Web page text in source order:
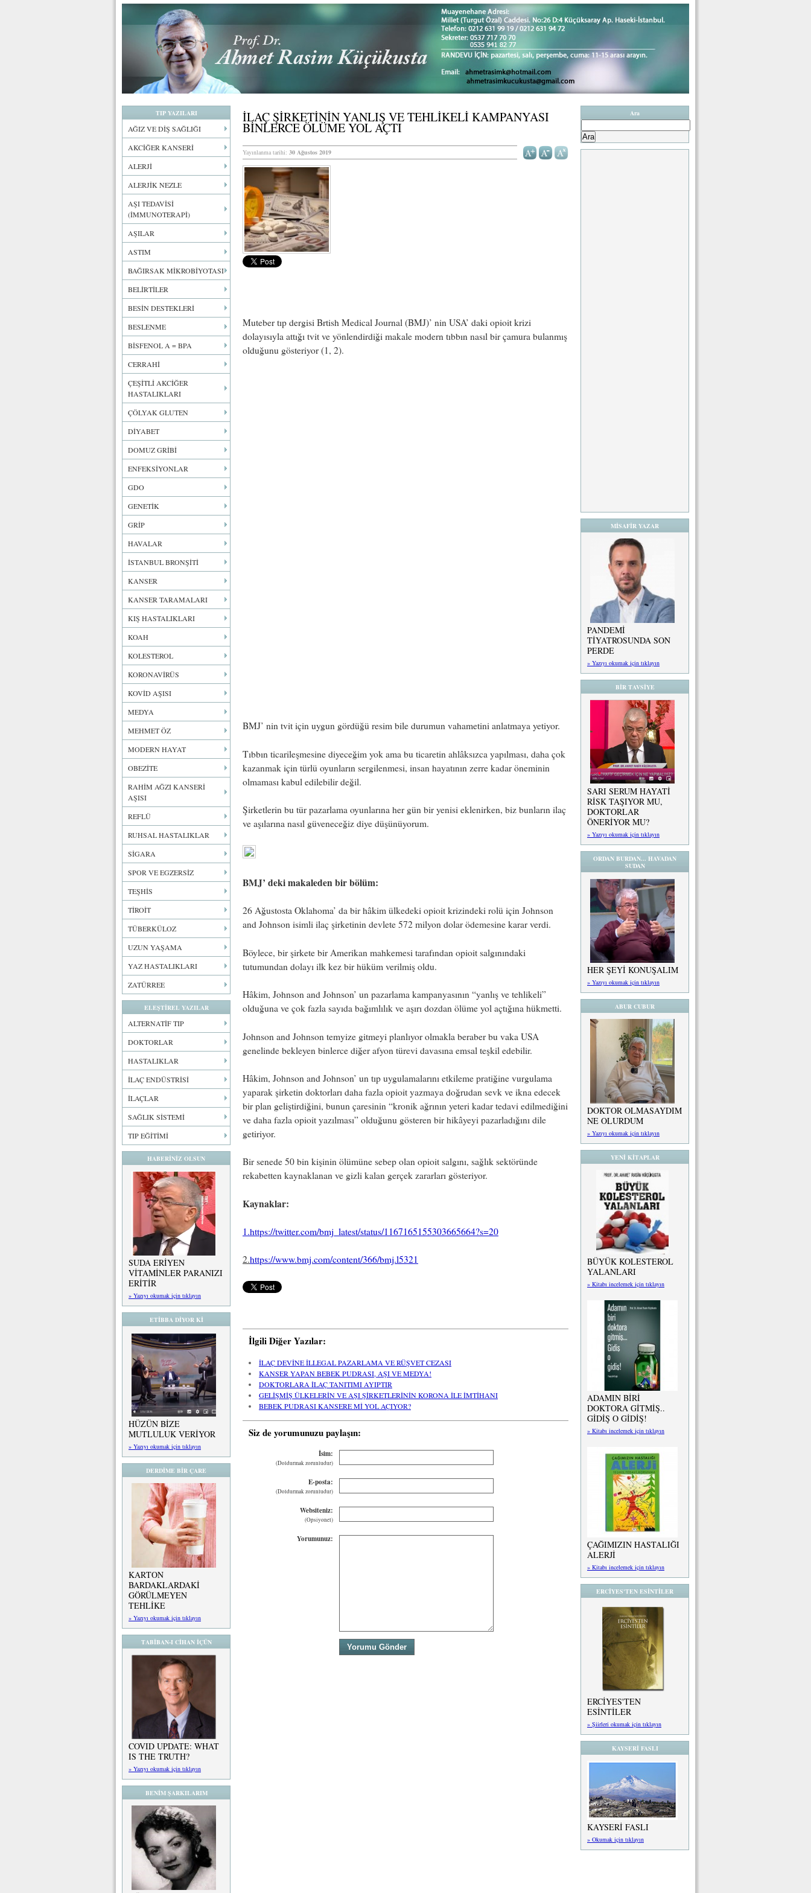
TIP YAZILARI
AĞIZ VE DİŞ SAĞLIĞI
AKCİĞER KANSERİ
ALERJİ
ALERJİK NEZLE
AŞI TEDAVİSİ
(İMMUNOTERAPİ)
AŞILAR
ASTIM
BAĞIRSAK MİKROBİYOTASI
BELİRTİLER
BESİN DESTEKLERİ
BESLENME
BİSFENOL A = BPA
CERRAHİ
ÇEŞİTLİ AKCİĞER
HASTALIKLARI
ÇÖLYAK GLUTEN
DİYABET
DOMUZ GRİBİ
ENFEKSİYONLAR
GDO
GENETİK
GRİP
HAVALAR
İSTANBUL BRONŞİTİ
KANSER
KANSER TARAMALARI
KIŞ HASTALIKLARI
KOAH
KOLESTEROL
KORONAVİRÜS
KOVİD AŞISI
MEDYA
MEHMET ÖZ
MODERN HAYAT
OBEZİTE
RAHİM AĞZI KANSERİ
AŞISI
REFLÜ
RUHSAL HASTALIKLAR
SİGARA
SPOR VE EGZERSİZ
TEŞHİS
TİROİT
TÜBERKÜLOZ
UZUN YAŞAMA
YAZ HASTALIKLARI
ZATÜRREE
ELEŞTİREL YAZILAR
ALTERNATİF TIP
DOKTORLAR
HASTALIKLAR
İLAÇ ENDÜSTRİSİ
İLAÇLAR
SAĞLIK SİSTEMİ
TIP EĞİTİMİ
HABERİNİZ OLSUN
SUDA ERİYEN
VİTAMİNLER PARANIZI
ERİTİR
» Yazıyı okumak için tıklayın
ETİBBA DİYOR Kİ
HÜZÜN BİZE
MUTLULUK VERİYOR
» Yazıyı okumak için tıklayın
DERDİME BİR ÇARE
KARTON
BARDAKLARDAKİ
GÖRÜLMEYEN
TEHLİKE
» Yazıyı okumak için tıklayın
TABİBAN-I CİHAN İÇÜN
COVID UPDATE: WHAT
IS THE TRUTH?
» Yazıyı okumak için tıklayın
BENİM ŞARKILARIM
İLAÇ ŞİRKETİNİN YANLIŞ VE TEHLİKELİ KAMPANYASI
BİNLERCE ÖLÜME YOL AÇTI
Yayınlanma tarihi: 30 Ağustos 2019
Muteber tıp dergisi Brtish Medical Journal (BMJ)’ nin USA’ daki opioit krizi
dolayısıyla attığı tvit ve yönlendirdiği makale modern tıbbın nasıl bir çamura bulanmış
olduğunu gösteriyor (1, 2).
BMJ’ nin tvit için uygun gördüğü resim bile durumun vahametini anlatmaya yetiyor.
Tıbbın ticarileşmesine diyeceğim yok ama bu ticaretin ahlâksızca yapılması, daha çok
kazanmak için türlü oyunların sergilenmesi, insan hayatının zerre kadar öneminin
olmaması kabul edilebilir değil.
Şirketlerin bu tür pazarlama oyunlarına her gün bir yenisi eklenirken, biz bunların ilaç
ve aşılarına nasıl güveneceğiz diye düşünüyorum.
BMJ’ deki makaleden bir bölüm:
26 Ağustosta Oklahoma’ da bir hâkim ülkedeki opioit krizindeki rolü için Johnson
and Johnson isimli ilaç şirketinin devlete 572 milyon dolar ödemesine karar verdi.
Böylece, bir şirkete bir Amerikan mahkemesi tarafından opioit salgınındaki
tutumundan dolayı ilk kez bir hüküm verilmiş oldu.
Hâkim, Johnson and Johnson’ un pazarlama kampanyasının “yanlış ve tehlikeli”
olduğuna ve çok fazla sayıda bağımlılık ve aşırı dozdan ölüme yol açtığına hükmetti.
Johnson and Johnson temyize gitmeyi planlıyor olmakla beraber bu vaka USA
genelinde bekleyen binlerce diğer afyon türevi davasına emsal teşkil edebilir.
Hâkim, Johnson and Johnson’ un tıp uygulamalarını etkileme pratiğine vurgulama
yaparak şirketin doktorları daha fazla opioit yazmaya doğrudan sevk ve ikna edecek
bir plan geliştirdiğini, bunun çaresinin “kronik ağrının yeteri kadar tedavi edilmediğini
ve daha fazla opioit yazılması” olduğunu gösteren bir hikâyeyi pazarladığını dile
getiriyor.
Bir senede 50 bin kişinin ölümüne sebep olan opioit salgını, sağlık sektöründe
rekabetten kaynaklanan ve gizli kalan gerçek zararları gösteriyor.
Kaynaklar:
1.https://twitter.com/bmj_latest/status/1167165155303665664?s=20
2.https://www.bmj.com/content/366/bmj.l5321
İlgili Diğer Yazılar:
İLAÇ DEVİNE İLLEGAL PAZARLAMA VE RÜŞVET CEZASI
KANSER YAPAN BEBEK PUDRASI, AŞI VE MEDYA!
DOKTORLARA İLAÇ TANITIMI AYIPTIR
GELİŞMİŞ ÜLKELERİN VE AŞI ŞİRKETLERİNİN KORONA İLE İMTİHANI
BEBEK PUDRASI KANSERE Mİ YOL AÇIYOR?
Siz de yorumunuzu paylaşın:
İsim:
(Doldurmak zorunludur)
E-posta:
(Doldurmak zorunludur)
Websiteniz:
(Opsiyonel)
Yorumunuz:
Ara
MİSAFİR YAZAR
PANDEMİ
TİYATROSUNDA SON
PERDE
» Yazıyı okumak için tıklayın
BİR TAVSİYE
SARI SERUM HAYATİ
RİSK TAŞIYOR MU,
DOKTORLAR
ÖNERİYOR MU?
» Yazıyı okumak için tıklayın
ORDAN BURDAN... HAVADAN
SUDAN
HER ŞEYİ KONUŞALIM
» Yazıyı okumak için tıklayın
ABUR CUBUR
DOKTOR OLMASAYDIM
NE OLURDUM
» Yazıyı okumak için tıklayın
YENİ KİTAPLAR
BÜYÜK KOLESTEROL
YALANLARI
» Kitabı incelemek için tıklayın
ADAMIN BİRİ
DOKTORA GİTMİŞ..
GİDİŞ O GİDİŞ!
» Kitabı incelemek için tıklayın
ÇAĞIMIZIN HASTALIĞI
ALERJİ
» Kitabı incelemek için tıklayın
ERCİYES'TEN ESİNTİLER
ERCİYES'TEN
ESİNTİLER
» Şiirleri okumak için tıklayın
KAYSERİ FASLI
KAYSERİ FASLI
» Okumak için tıklayın